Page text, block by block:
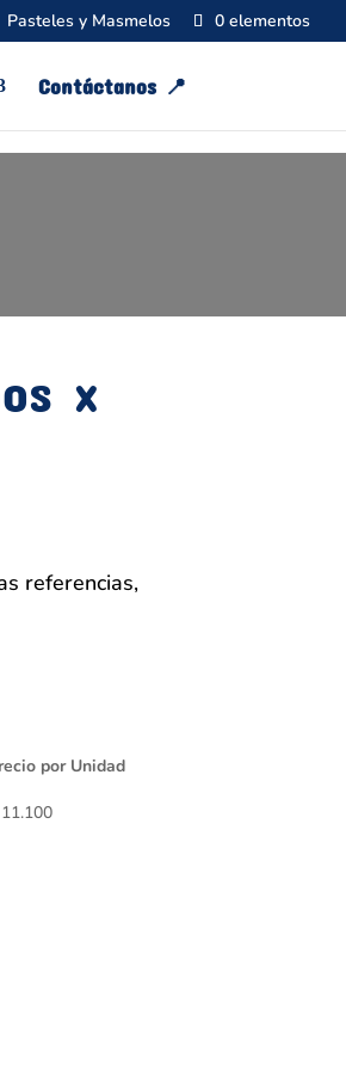
Pasteles y Masmelos 0 elementos
Contáctanos 📍​
x
referencias,
por Unidad